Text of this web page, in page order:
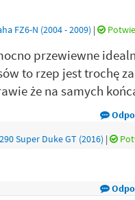
FZ6-N (2004 - 2009) |
przewiewne
to rzep jest trochę
że na samych
Super Duke GT (2016) |